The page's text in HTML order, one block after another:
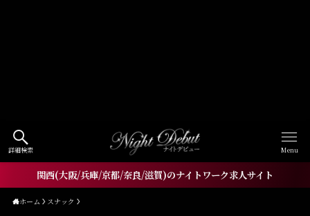
詳細検索 Menu
関西(大阪/兵庫/京都/奈良/滋賀)のナイトワーク求人サイト
ホーム スナック